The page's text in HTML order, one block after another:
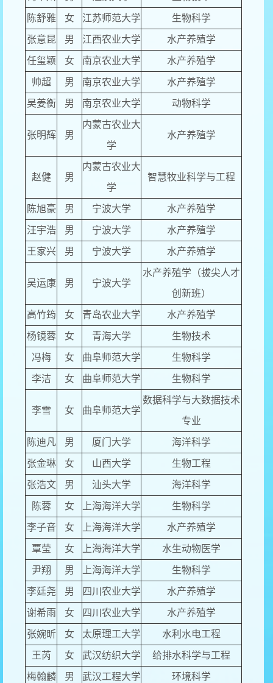
陈舒雅 女 江苏师范大学 生物科学
张意昆 男 江西农业大学 水产养殖学
任玺颖 女 南京农业大学 水产养殖学
帅超 男 南京农业大学 水产养殖学
吴姜衡 男 南京农业大学 动物科学
张明辉 男
内蒙古农业大
学
水产养殖学
赵健 男
内蒙古农业大
学
智慧牧业科学与工程
陈旭豪 男 宁波大学 水产养殖学
汪宇浩 男 宁波大学 水产养殖学
王家兴 男 宁波大学 水产养殖学
吴运康 男 宁波大学
水产养殖学（拔尖人才
创新班）
高竹筠 女 青岛农业大学 水产养殖学
杨镜蓉 女 青海大学 生物技术
冯梅 女 曲阜师范大学 生物科学
李洁 女 曲阜师范大学 生物科学
李雪 女 曲阜师范大学
数据科学与大数据技术
专业
陈迪凡 男 厦门大学 海洋科学
张金琳 女 山西大学 生物工程
张浩文 男 汕头大学 海洋科学
陈蓉 女 上海海洋大学 生物科学
李子音 女 上海海洋大学 水产养殖学
覃莹 女 上海海洋大学 水生动物医学
尹翔 男 上海海洋大学 生物科学
李廷尧 男 四川农业大学 水产养殖学
谢希雨 女 四川农业大学 水产养殖学
张婉昕 女 太原理工大学 水利水电工程
王芮 女 武汉纺织大学 给排水科学与工程
梅翰麟 男 武汉工程大学 环境科学